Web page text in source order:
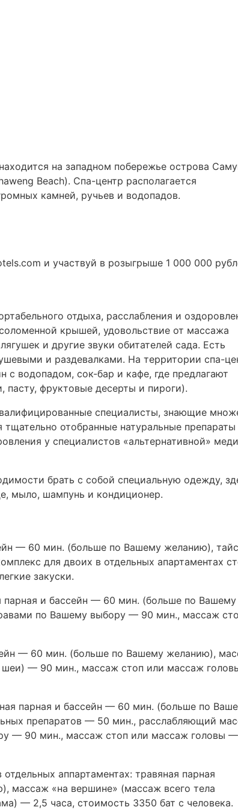
на западном побережье острова
Beach). Спа-центр располагается
камней, ручьев и водопадов.
и участвуй в розыгрыше 1 000 000
отдыха, расслабления и
крышей, удовольствие от массажа
и другие звуки обитателей сада. Есть
и раздевалками. На территории спа-
с водопадом, сок-бар и кафе, где предлагают
пасту, фруктовые десерты и пироги).
специалисты, знающие
отобранные натуральные
у специалистов «альтернативной»
брать с собой специальную одежду,
мыло, шампунь и кондиционер.
— 60 мин. (больше по Вашему желанию),
для двоих в отдельных апартаментах
закуски.
парная и бассейн — 60 мин. (больше по Вашему
по Вашему выбору — 90 мин., массаж
— 60 мин. (больше по Вашему желанию),
шеи) — 90 мин., массаж стоп или массаж
парная и бассейн — 60 мин. (больше по
препаратов — 50 мин., расслабляющий
— 90 мин., массаж стоп или массаж головы —
аппартаментах: травяная парная
массаж «на вершине» (массаж всего тела
— 2,5 часа, стоимость 3350 бат с человека.